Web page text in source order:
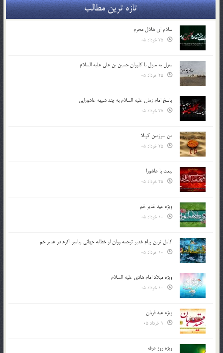
تازه ترین مطالب
سلام ای هلال محرم
منزل به منزل با کاروان حسین بن علی علیه السلام
پاسخ امام زمان علیه السلام به چند شبهه عاشورایی
من سرزمین کربلا
بیعت با عاشورا
ویژه عید غدیر خم
کامل ترین پیام غدیر ترجمه روان از خطابه جهانی پیامبر اکرم در غدیر خم
ویژه میلاد امام هادی علیه السلام
ویژه عید قربان
ویژه روز عرفه